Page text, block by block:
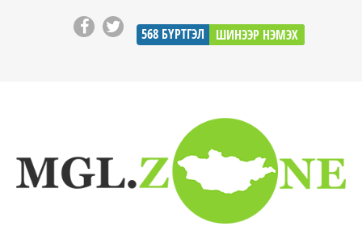
568 БҮРТГЭЛ ШИНЭЭР НЭМЭХ